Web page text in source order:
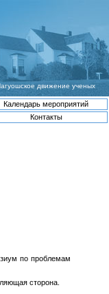
движение ученых
Календарь мероприятий
Контакты
по проблемам
сторона.